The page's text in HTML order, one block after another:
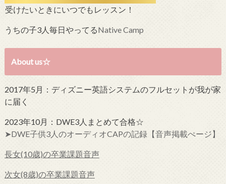
受けたいときにいつでもレッスン！
うちの子3人毎日やってるNative Camp
About us☆
2017年5月：ディズニー英語システムのフルセットが我が家
に届く
2023年10月：DWE3人まとめて合格☆
➤DWE子供3人のオーディオCAPの記録【音声掲載ぺージ】
長女(10歳)の卒業課題音声
次女(8歳)の卒業課題音声